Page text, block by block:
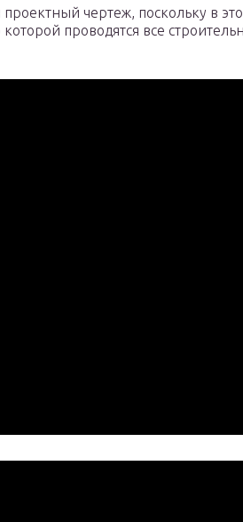
чертеж, поскольку в
проводятся все